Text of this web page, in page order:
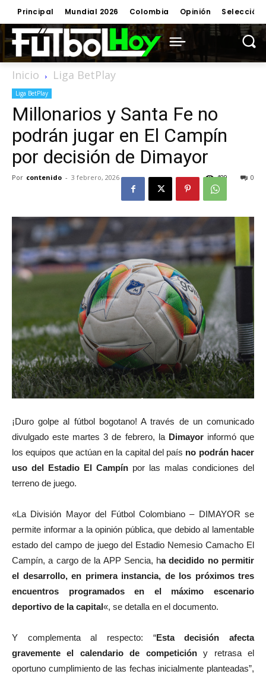
Principal Mundial 2026 Colombia Opinión Selección
Inicio Liga BetPlay
Liga BetPlay
Millonarios y Santa Fe no
podrán jugar en El Campín
por decisión de Dimayor
Por contenido - 3 febrero, 2026 0
489
¡Duro golpe al fútbol bogotano! A través de un comunicado
divulgado este martes 3 de febrero, la Dimayorinformó que
los equipos que actúan en la capital del país no podrán hacer
uso del Estadio El Campín por las malas condiciones del
terreno de juego.
«La División Mayor del Fútbol Colombiano – DIMAYOR se
permite informar a la opinión pública, que debido al lamentable
estado del campo de juego del Estadio Nemesio Camacho El
Campín, a cargo de la APP Sencia, ha decidido no permitir
el desarrollo, en primera instancia, de los próximos tres
encuentros programados en el máximo escenario
deportivo de la capital«, se detalla en el documento.
Y complementa al respecto: “Esta decisión afecta
gravemente el calendario de competicióny retrasa el
oportuno cumplimiento de las fechas inicialmente planteadas”,